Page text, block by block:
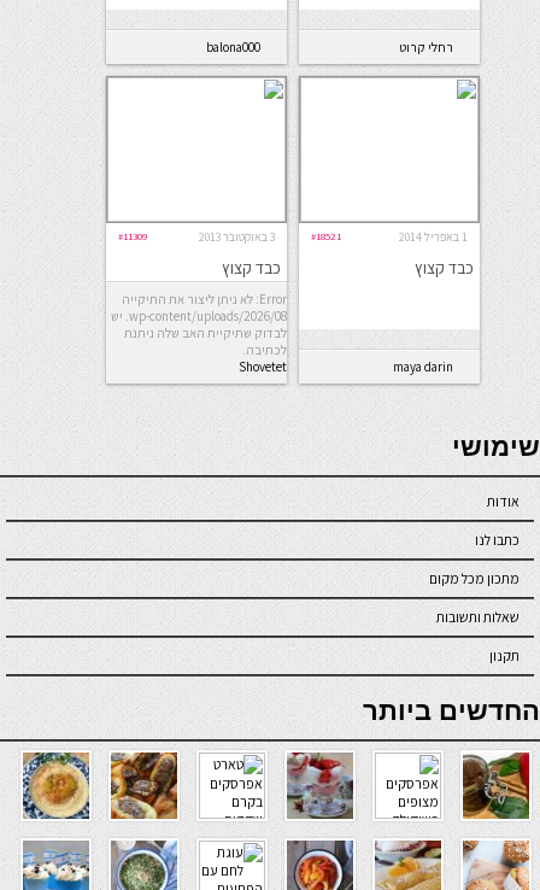
רחלי קרוט balona000
1 באפריל 2014 #18521
כבד קצוץ
maya darin
3 באוקטובר 2013 #11309
כבד קצוץ
Error: לא ניתן ליצור את התיקייה
wp-content/uploads/2026/08. יש
לבדוק שתיקיית האב שלה ניתנת
לכתיבה.
Shovetet
seriöse online casinos österreich
שימושי
אודות
כתבו לנו
מתכון מכל מקום
שאלות ותשובות
תקנון
online casino
החדשים ביותר